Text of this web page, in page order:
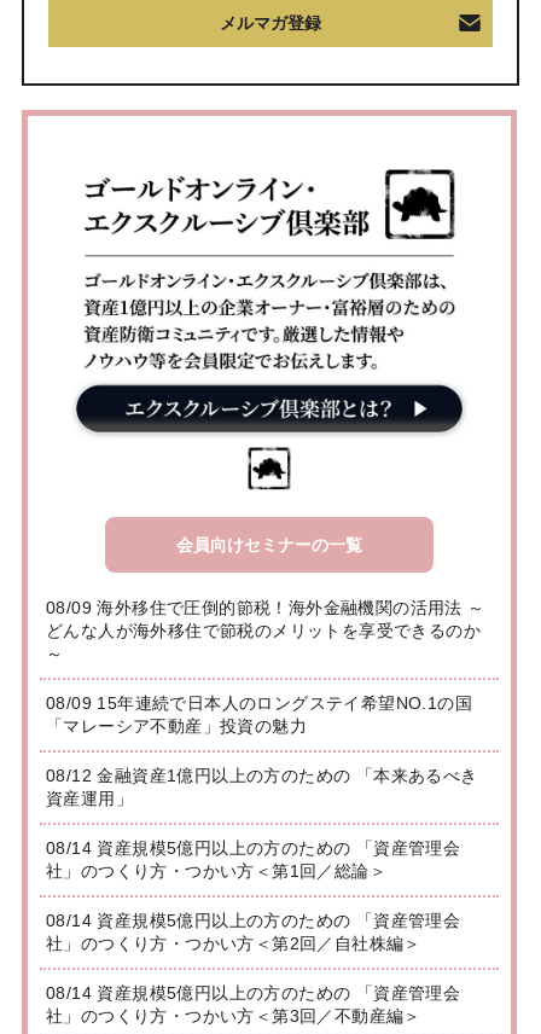
メルマガ登録
会員向けセミナーの一覧
08/09 海外移住で圧倒的節税！海外金融機関の活用法 ～
どんな人が海外移住で節税のメリットを享受できるのか
～
08/09 15年連続で日本人のロングステイ希望NO.1の国
「マレーシア不動産」投資の魅力
08/12 金融資産1億円以上の方のための 「本来あるべき
資産運用」
08/14 資産規模5億円以上の方のための 「資産管理会
社」のつくり方・つかい方＜第1回／総論＞
08/14 資産規模5億円以上の方のための 「資産管理会
社」のつくり方・つかい方＜第2回／自社株編＞
08/14 資産規模5億円以上の方のための 「資産管理会
社」のつくり方・つかい方＜第3回／不動産編＞